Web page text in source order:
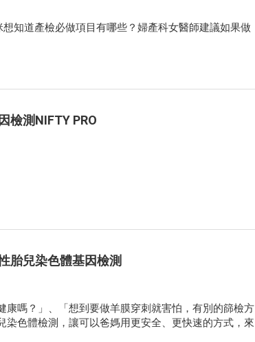
知道產檢必做項目有哪些？婦產科女醫師建議如果做
檢測NIFTY PRO
胎兒染色體基因檢測
康嗎？」、「想到要做羊膜穿刺就害怕，有別的篩檢方
色體檢測，讓可以爸媽用更安全、更快速的方式，來